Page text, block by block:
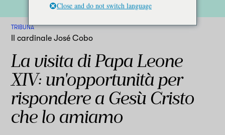
TRIBUNA
Il cardinale José Cobo
La visita di Papa Leone
XIV: un'opportunità per
rispondere a Gesù Cristo
che lo amiamo
Close and do not switch language